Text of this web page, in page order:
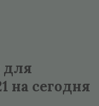
для
на сегодня